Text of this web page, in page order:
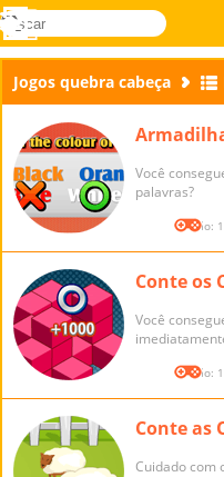
Novel
buscar
Entrar
Menu
Jogos quebra cabeça
Você
palavras?
Versão:
Conte os
Você
Versão:
Conte as
Cuidado com